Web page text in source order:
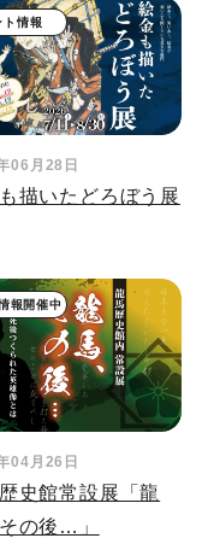
ト情報
06月28日
描いたどろぼう展
報開催中
04月26日
史館常設展「龍
の後…」